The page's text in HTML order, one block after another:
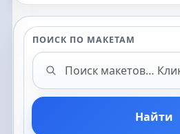
ПОИСК ПО МАКЕТАМ
Поиск макетов
Найти